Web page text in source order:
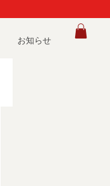
お知らせ